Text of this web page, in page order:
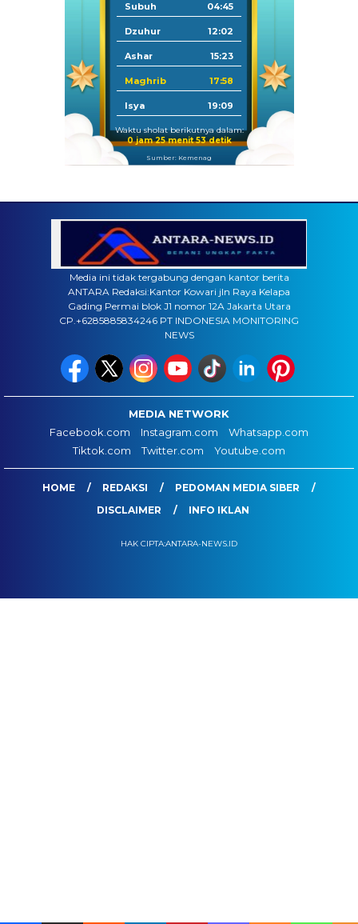
Subuh 04:45
Dzuhur 12:02
Ashar 15:23
Maghrib 17:58
Isya 19:09
Waktu sholat berikutnya dalam:
0 jam 25 menit 52 detik
Sumber: Kemenag
Media ini tidak tergabung dengan kantor berita
ANTARA Redaksi:Kantor Kowari jln Raya Kelapa
Gading Permai blok J1 nomor 12A Jakarta Utara
CP.+6285885834246 PT INDONESIA MONITORING
NEWS
MEDIA NETWORK
Facebook.com
Instagram.com
Whatsapp.com
Tiktok.com
Twitter.com Youtube.com
HOME REDAKSI
PEDOMAN MEDIA SIBER
DISCLAIMER
INFO IKLAN
HAK CIPTA:ANTARA-NEWS.ID